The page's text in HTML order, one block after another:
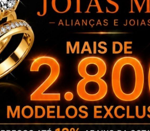
PULSEIRAS OURO COMBO
Visualizar: